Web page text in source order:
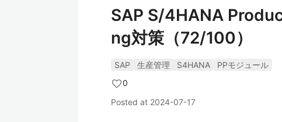
SAP S/4HANA
ng対策（72/100）
SAP 生産管理 S4HANA
PPモジュール
0
Posted at 2024-07-17